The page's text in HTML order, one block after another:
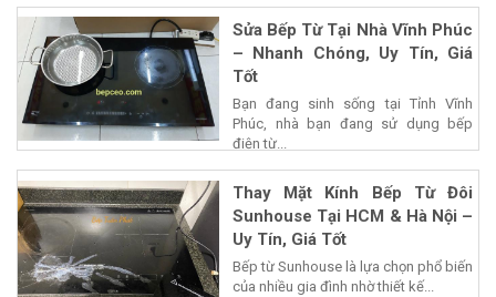
Sửa Bếp Từ Tại Nhà Vĩnh Phúc
– Nhanh Chóng, Uy Tín, Giá
Tốt
Bạn đang sinh sống tại Tỉnh Vĩnh
Phúc, nhà bạn đang sử dụng bếp
điện từ...
Thay Mặt Kính Bếp Từ Đôi
Sunhouse Tại HCM & Hà Nội –
Uy Tín, Giá Tốt
Bếp từ Sunhouse là lựa chọn phổ biến
của nhiều gia đình nhờ thiết kế...